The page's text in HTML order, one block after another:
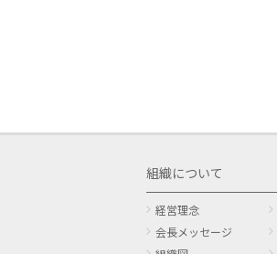
組織について
経営理念
会長メッセージ